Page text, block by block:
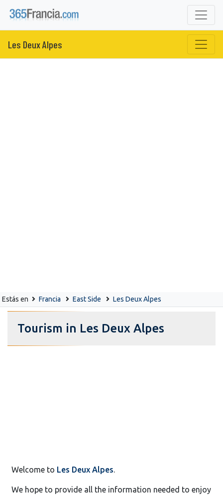
Les Deux Alpes
Estás en Francia East Side Les Deux Alpes
Tourism in Les Deux Alpes
Welcome to Les Deux Alpes.
We hope to provide all the information needed to enjoy